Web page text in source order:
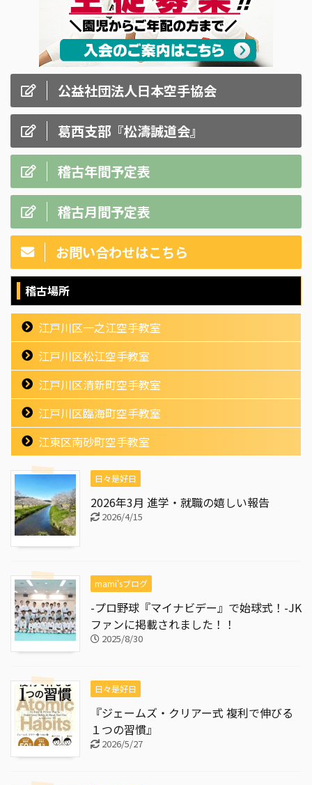
公益社団法人日本空手協会
葛西支部『松濤誠道会』
稽古年間予定表
稽古月間予定表
お問い合わせはこちら
稽古場所
江戸川区一之江空手教室
江戸川区松江空手教室
江戸川区清新町空手教室
江戸川区臨海町空手教室
江東区南砂町空手教室
日々是好日
2026年3月 進学・就職の嬉しい報告
2026/4/15
mami'sブログ
-プロ野球『マイナビデー』で始球式！-JK
ファンに掲載されました！！
2025/8/30
日々是好日
『ジェームズ・クリアー式 複利で伸びる
１つの習慣』
2026/5/27